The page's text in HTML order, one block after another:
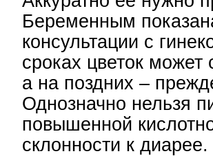
Беременным
консультации с
сроках цветок
а на поздних –
Однозначно нельзя
повышенной
склонности к диарее.